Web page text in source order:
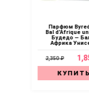
Парфюм
Bal d’Afrique
Будедо —
Африка
2,350 ₽
КУПИТЬ